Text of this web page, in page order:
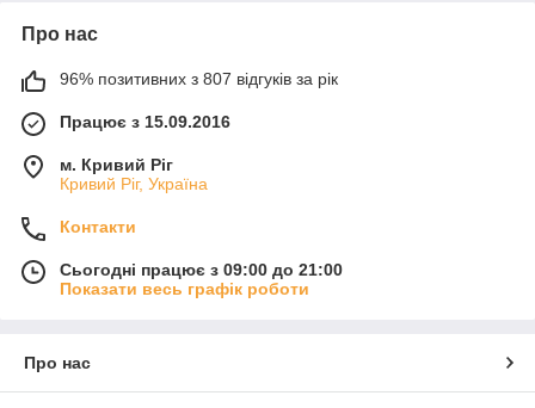
Про нас
96% позитивних з 807 відгуків за рік
Працює з 15.09.2016
м. Кривий Ріг
Кривий Ріг, Україна
Контакти
Сьогодні працює з 09:00 до 21:00
Показати весь графік роботи
Про нас